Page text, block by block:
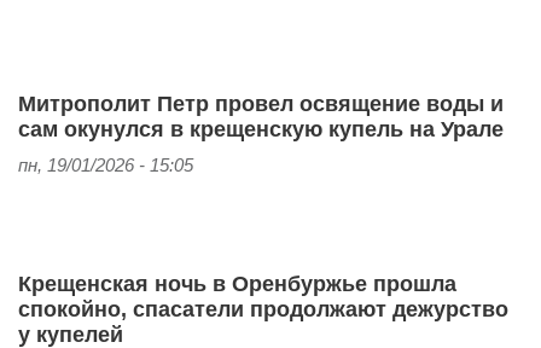
Митрополит Петр провел освящение воды и
сам окунулся в крещенскую купель на Урале
пн, 19/01/2026 - 15:05
Крещенская ночь в Оренбуржье прошла
спокойно, спасатели продолжают дежурство
у купелей